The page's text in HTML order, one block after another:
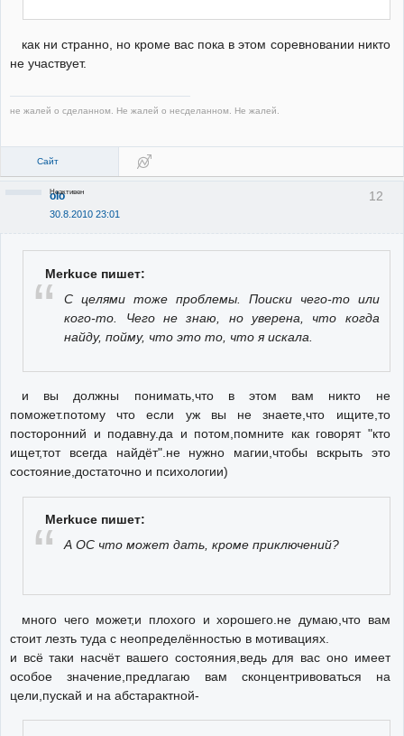
как ни странно, но кроме вас пока в этом соревновании никто
не участвует.
не жалей о сделанном. Не жалей о несделанном. Не жалей.
Сайт
12
olo
30.8.2010 23:01
Неактивен
Merkuce пишет:
С целями тоже проблемы. Поиски чего-то или
кого-то. Чего не знаю, но уверена, что когда
найду, пойму, что это то, что я искала.
и вы должны понимать,что в этом вам никто не
поможет.потому что если уж вы не знаете,что ищите,то
посторонний и подавну.да и потом,помните как говорят "кто
ищет,тот всегда найдёт".не нужно магии,чтобы вскрыть это
состояние,достаточно и психологии)
Merkuce пишет:
А ОС что может дать, кроме приключений?
много чего может,и плохого и хорошего.не думаю,что вам
стоит лезть туда с неопределённостью в мотивациях.
и всё таки насчёт вашего состояния,ведь для вас оно имеет
особое значение,предлагаю вам сконцентривоваться на
цели,пускай и на абстарактной-